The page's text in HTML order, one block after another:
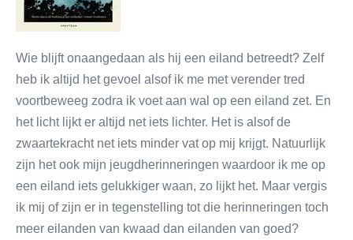
Wie blijft onaangedaan als hij een eiland betreedt? Zelf
heb ik altijd het gevoel alsof ik me met verender tred
voortbeweeg zodra ik voet aan wal op een eiland zet. En
het licht lijkt er altijd net iets lichter. Het is alsof de
zwaartekracht net iets minder vat op mij krijgt. Natuurlijk
zijn het ook mijn jeugdherinneringen waardoor ik me op
een eiland iets gelukkiger waan, zo lijkt het. Maar vergis
ik mij of zijn er in tegenstelling tot die herinneringen toch
meer eilanden van kwaad dan eilanden van goed?